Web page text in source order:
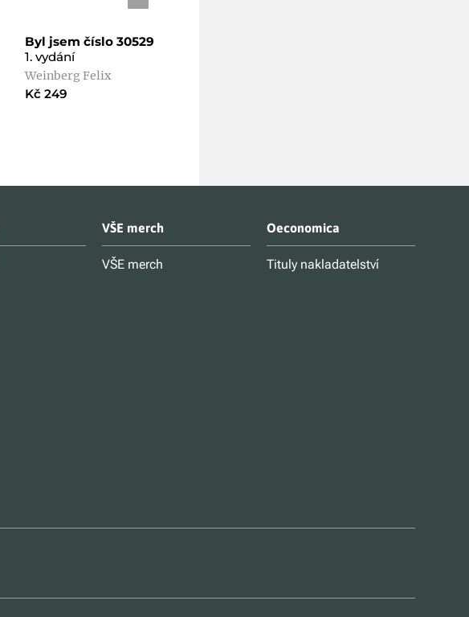
Byl jsem číslo 30529
1. vydání
Weinberg Felix
Kč 249
VŠE merch
VŠE merch
Oeconomica
Tituly nakladatelství